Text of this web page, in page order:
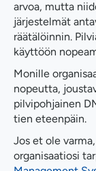
arvoa, mutta
järjestelmät
räätälöinnin.
käyttöön
Monille
nopeutta,
pilvipohjainen
tien eteenpäin.
Jos et ole
organisaatiosi